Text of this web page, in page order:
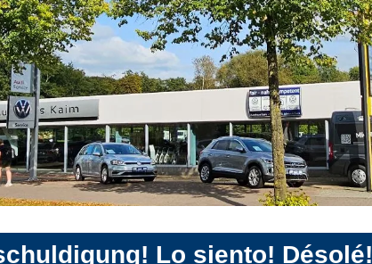
Lo siento! Désolé!